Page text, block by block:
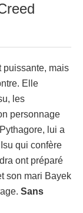
puissante, mais
Elle
les
personnage
lui a
qui confère
ont préparé
son mari Bayek
Sans